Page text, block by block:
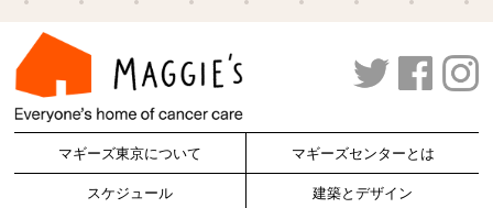
マギーズ東京について マギーズセンターとは
スケジュール 建築とデザイン